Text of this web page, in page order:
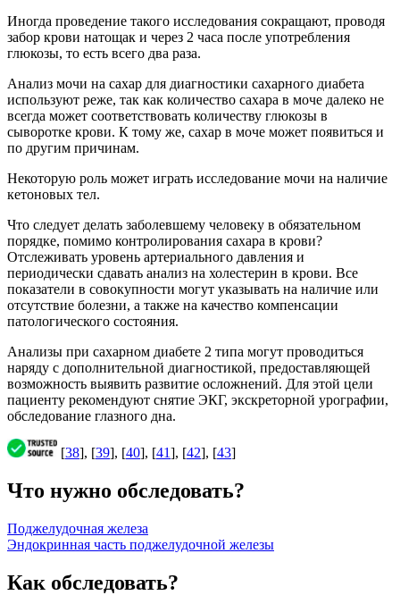
Иногда проведение такого исследования сокращают, проводя
забор крови натощак и через 2 часа после употребления
глюкозы, то есть всего два раза.
Анализ мочи на сахар для диагностики сахарного диабета
используют реже, так как количество сахара в моче далеко не
всегда может соответствовать количеству глюкозы в
сыворотке крови. К тому же, сахар в моче может появиться и
по другим причинам.
Некоторую роль может играть исследование мочи на наличие
кетоновых тел.
Что следует делать заболевшему человеку в обязательном
порядке, помимо контролирования сахара в крови?
Отслеживать уровень артериального давления и
периодически сдавать анализ на холестерин в крови. Все
показатели в совокупности могут указывать на наличие или
отсутствие болезни, а также на качество компенсации
патологического состояния.
Анализы при сахарном диабете 2 типа могут проводиться
наряду с дополнительной диагностикой, предоставляющей
возможность выявить развитие осложнений. Для этой цели
пациенту рекомендуют снятие ЭКГ, экскреторной урографии,
обследование глазного дна.
[38], [39], [40], [41], [42], [43]
Что нужно обследовать?
Поджелудочная железа
Эндокринная часть поджелудочной железы
Как обследовать?